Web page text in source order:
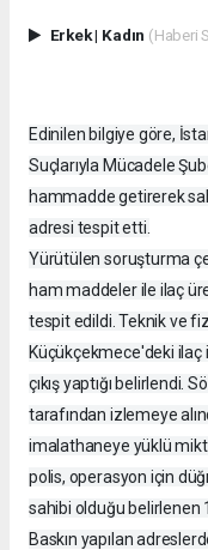
Erkek| Kadın (Haberi
Edinilen bilgiye göre,
Suçlarıyla Mücadele
hammadde getirerek
adresi tespit etti.
Yürütülen soruşturma
ham maddeler ile ilaç
tespit edildi. Teknik ve
Küçükçekmece'deki ilaç
çıkış yaptığı belirlendi.
tarafından izlemeye
imalathaneye yüklü
polis, operasyon için
sahibi olduğu belirlenen
Baskın yapılan